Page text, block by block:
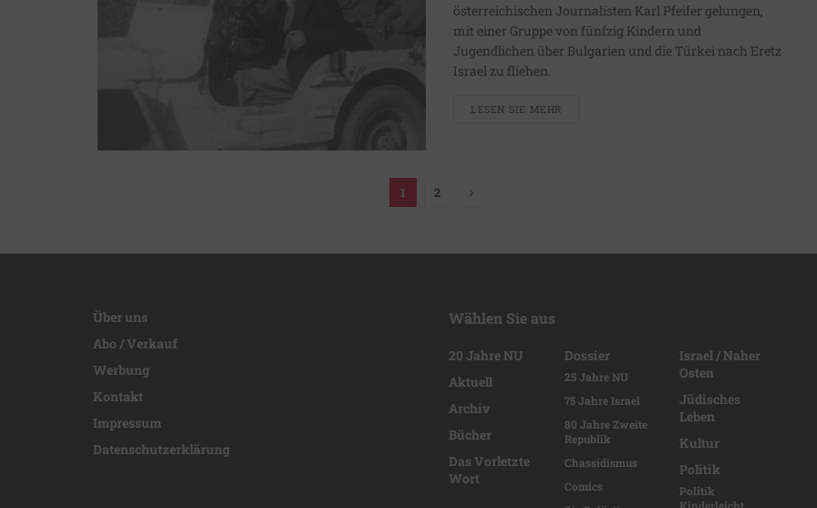
österreichischen Journalisten Karl Pfeifer gelungen,
mit einer Gruppe von fünfzig Kindern und
Jugendlichen über Bulgarien und die Türkei nach Eretz
Israel zu fliehen.
LESEN SIE MEHR
1 2
Über uns
Abo / Verkauf
Werbung
Kontakt
Impressum
Datenschutzerklärung
Wählen Sie aus
20 Jahre NU
Aktuell
Archiv
Bücher
Das Vorletzte
Wort
Dossier
25 Jahre NU
75 Jahre Israel
80 Jahre Zweite
Republik
Chassidismus
Comics
Israel / Naher
Osten
Jüdisches
Leben
Kultur
Politik
Politik